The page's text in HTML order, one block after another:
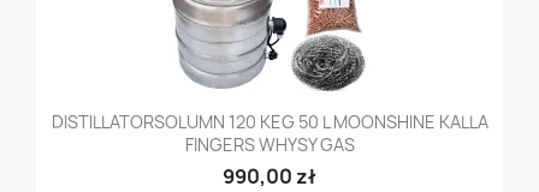
DISTILLATORSOLUMN 120 KEG 50 L MOONSHINE KALLA
FINGERS WHYSY GAS
990,00 zł